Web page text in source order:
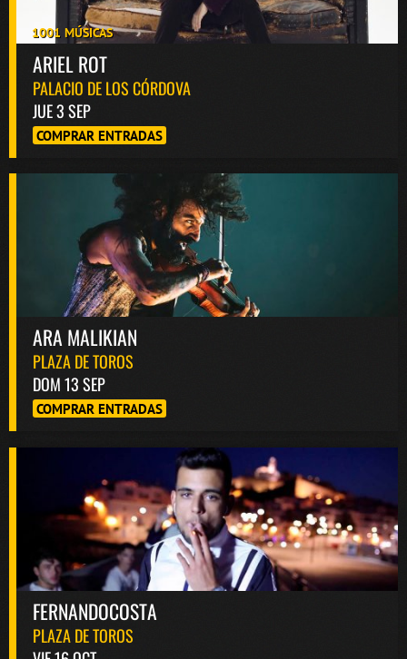
1001 MÚSICAS
ARIEL ROT
PALACIO DE LOS CÓRDOVA
JUE 3 SEP
COMPRAR ENTRADAS
ARA MALIKIAN
PLAZA DE TOROS
DOM 13 SEP
COMPRAR ENTRADAS
FERNANDOCOSTA
PLAZA DE TOROS